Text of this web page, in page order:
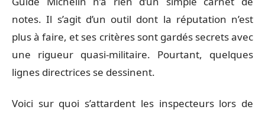
notes. Il s’agit d’un outil dont la réputation n’est
plus à faire, et ses critères sont gardés secrets avec
une rigueur quasi-militaire. Pourtant, quelques
lignes directrices se dessinent.
Voici sur quoi s’attardent les inspecteurs lors de